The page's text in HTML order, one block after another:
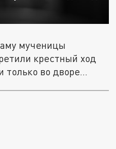
мученицы
крестный ход
во дворе...